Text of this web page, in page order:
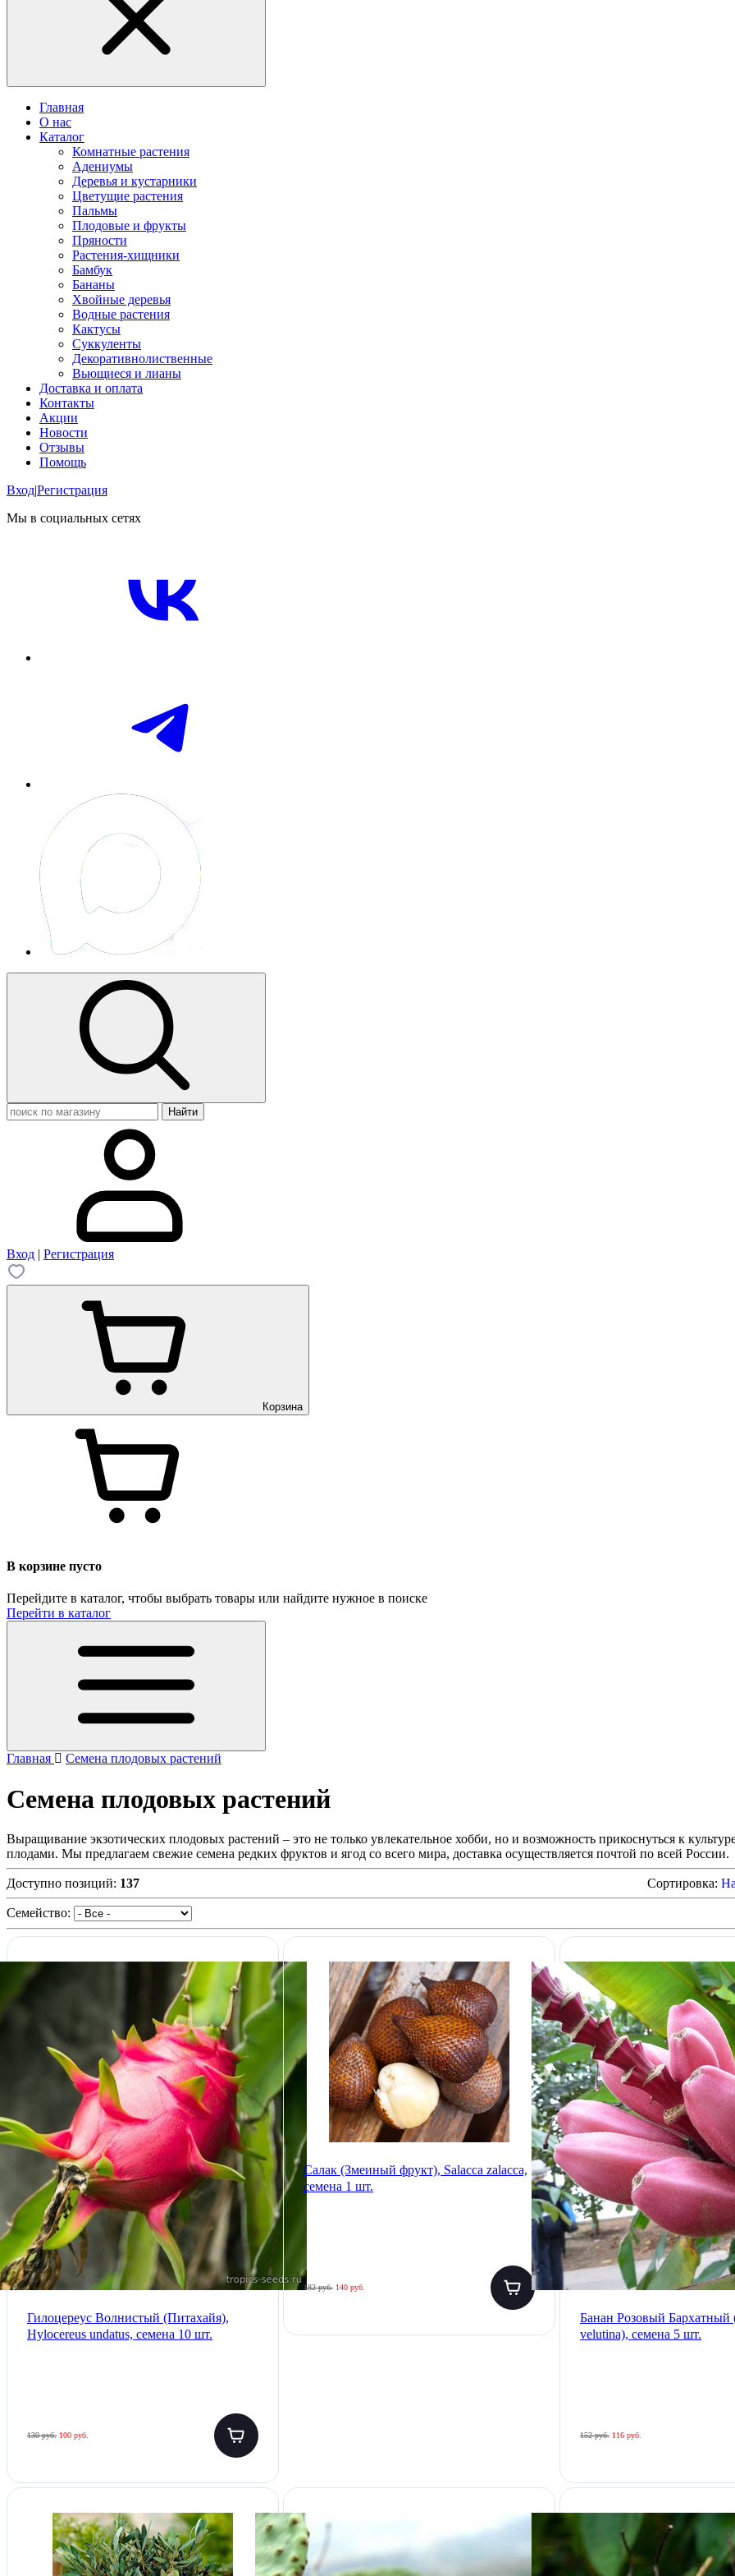
Главная
О нас
Каталог
Комнатные растения
Адениумы
Деревья и кустарники
Цветущие растения
Пальмы
Плодовые и фрукты
Пряности
Растения-хищники
Бамбук
Бананы
Хвойные деревья
Водные растения
Кактусы
Суккуленты
Декоративнолиственные
Вьющиеся и лианы
Доставка и оплата
Контакты
Акции
Новости
Отзывы
Помощь
Вход|Регистрация
Мы в социальных сетях
Вход | Регистрация
Корзина
В корзине пусто
Перейдите в каталог, чтобы выбрать товары или найдите нужное в поиске
Перейти в каталог
Главная Семена плодовых растений
Семена плодовых растений
Выращивание экзотических плодовых растений – это не только увлекательное хобби, но и возможность прикоснуться к
плодами. Мы предлагаем свежие семена редких фруктов и ягод со всего мира, доставка осуществляется почтой по всей России.
Доступно позиций: 137 Сортировка:
Семейство:
Гилоцереус Волнистый (Питахайя),
Hylocereus undatus, семена 10 шт.
130 руб. 100 руб.
Салак (Змеиный фрукт), Salacca zalacca,
семена 1 шт.
182 руб. 140 руб.
Банан Розовый Бархатный
velutina), семена 5 шт.
152 руб. 116 руб.